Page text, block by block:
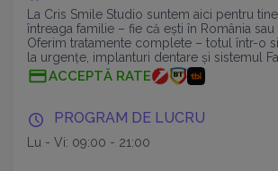
La Cris Smile Studio suntem aici pentru
întreaga familie – fie că ești în România
Oferim tratamente complete – totul într-o
la urgențe, implanturi dentare și sistemul
fațete,ACCEPTĂ RATE
PROGRAM DE LUCRU
Lu - Vi: 09:00 - 21:00